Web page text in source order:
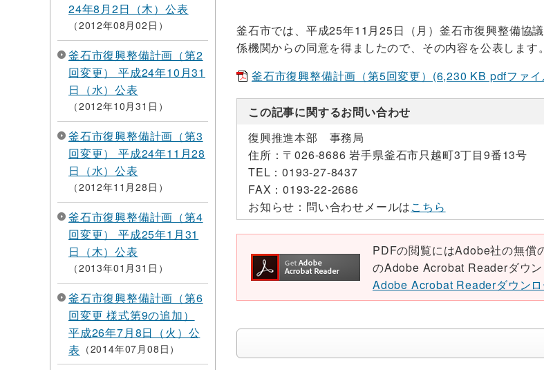
24年8月2日（木）公表
2012年08月02日
釜石市復興整備計画（第2
回変更） 平成24年10月31
日（水）公表
2012年10月31日
釜石市復興整備計画（第3
回変更） 平成24年11月28
日（水）公表
2012年11月28日
釜石市復興整備計画（第4
回変更） 平成25年1月31
日（木）公表
2013年01月31日
釜石市復興整備計画（第6
回変更 様式第9の追加）
平成26年7月8日（火）公
表
2014年07月08日
釜石市では、平成25年11月25日（月）釜石市復興整備協
係機関からの同意を得ましたので、その内容を公表します。
釜石市復興整備計画（第5回変更）(6,230 KB pdfファイ
この記事に関するお問い合わせ
復興推進本部 事務局
住所： 〒026-8686 岩手県釜石市只越町3丁目9番13号
TEL：0193-27-8437
FAX：0193-22-2686
お知らせ： 問い合わせメールはこちら
PDFの閲覧にはAdobe社の無償
のAdobe Acrobat Readerダウン
Adobe Acrobat Readerダウンロ